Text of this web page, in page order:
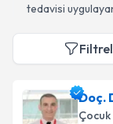
tedavisi
Doç.
Çocuk